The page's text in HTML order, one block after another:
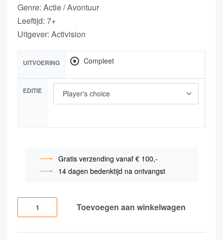
Genre: Actie / Avontuur
Leeftijd: 7+
Uitgever: Activision
UITVOERING Compleet
EDITIE
Gratis verzending vanaf € 100,-
14 dagen bedenktijd na ontvangst
Toevoegen aan winkelwagen